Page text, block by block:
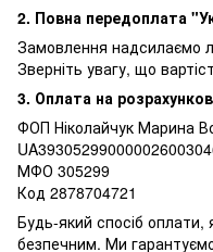
2. Повна передоплата
Замовлення надсилаємо
Зверніть увагу, що
3. Оплата на
ФОП Ніколайчук Марина
МФО 305299
Код 2878704721
Будь-який спосіб
безпечним. Ми